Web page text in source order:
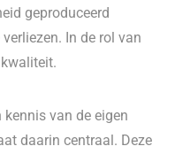
geproduceerd
In de rol van
kennis van de eigen
daarin centraal. Deze